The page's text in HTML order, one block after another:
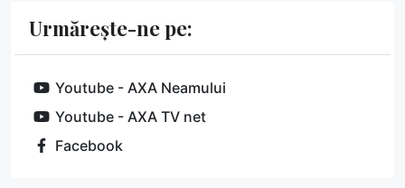
Urmărește-ne pe:
Youtube - AXA Neamului
Youtube - AXA TV net
Facebook